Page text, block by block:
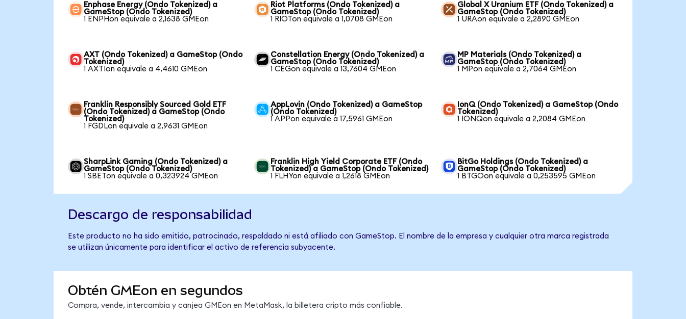
Enphase Energy (Ondo Tokenized) a
GameStop (Ondo Tokenized)
1 ENPHon equivale a 2,1638 GMEon
Riot Platforms (Ondo Tokenized) a
GameStop (Ondo Tokenized)
1 RIOTon equivale a 1,0708 GMEon
Global X Uranium ETF (Ondo Tokenized) a
GameStop (Ondo Tokenized)
1 URAon equivale a 2,2890 GMEon
AXT (Ondo Tokenized) a GameStop (Ondo
Tokenized)
1 AXTIon equivale a 4,4610 GMEon
Constellation Energy (Ondo Tokenized) a
GameStop (Ondo Tokenized)
1 CEGon equivale a 13,7604 GMEon
MP Materials (Ondo Tokenized) a
GameStop (Ondo Tokenized)
1 MPon equivale a 2,7064 GMEon
Franklin Responsibly Sourced Gold ETF
(Ondo Tokenized) a GameStop (Ondo
Tokenized)
1 FGDLon equivale a 2,9631 GMEon
AppLovin (Ondo Tokenized) a GameStop
(Ondo Tokenized)
1 APPon equivale a 17,5961 GMEon
IonQ (Ondo Tokenized) a GameStop (Ondo
Tokenized)
1 IONQon equivale a 2,2084 GMEon
SharpLink Gaming (Ondo Tokenized) a
GameStop (Ondo Tokenized)
1 SBETon equivale a 0,323924 GMEon
Franklin High Yield Corporate ETF (Ondo
Tokenized) a GameStop (Ondo Tokenized)
1 FLHYon equivale a 1,2618 GMEon
BitGo Holdings (Ondo Tokenized) a
GameStop (Ondo Tokenized)
1 BTGOon equivale a 0,253595 GMEon
Descargo de responsabilidad
Este producto no ha sido emitido, patrocinado, respaldado ni está afiliado con GameStop. El nombre de la empresa y cualquier otra marca registrada
se utilizan únicamente para identificar el activo de referencia subyacente.
Obtén GMEon en segundos
Compra, vende, intercambia y canjea GMEon en MetaMask, la billetera cripto más confiable.